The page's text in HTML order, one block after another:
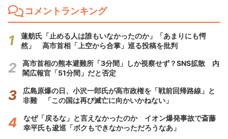
コメントランキング
蓮舫氏「止める人は誰もいなかったのか」「あまりにも愕
然」 高市首相「上空から合掌」巡る投稿を批判
高市首相の熊本避難所「3分間」しか視察せず？SNS拡散 内
閣広報官「51分間」だと否定
広島原爆の日、小沢一郎氏が高市政権を「戦前回帰路線」と
非難 「この国は再び滅亡に向かいかねない」
なぜ「戻るな」と言えなかったのか イオン爆発事故で斎藤
幸平氏も逡巡「ボクもできなかっただろうなあ」